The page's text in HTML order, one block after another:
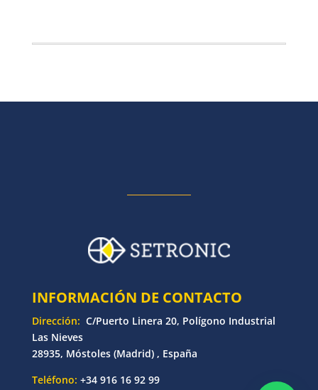
INFORMACIÓN DE CONTACTO
Dirección: C/Puerto Linera 20, Polígono Industrial
Las Nieves
28935, Móstoles (Madrid) , España
Teléfono: +34 916 16 92 99